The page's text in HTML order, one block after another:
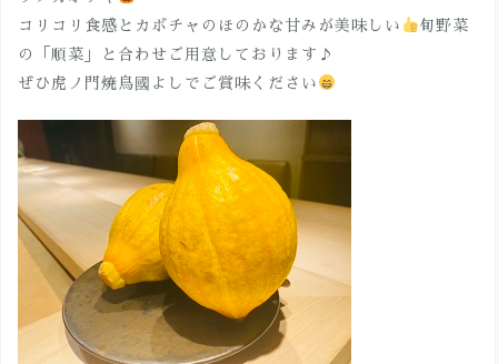
コリコリ食感とカボチャのほのかな甘みが美味しい
旬野菜
の「順菜」と合わせご用意しております♪
ぜひ虎ノ門焼鳥國よしでご賞味ください